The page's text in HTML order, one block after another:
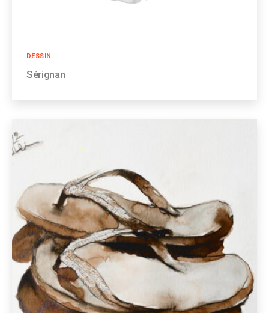
Catégories
DESSIN
Sérignan